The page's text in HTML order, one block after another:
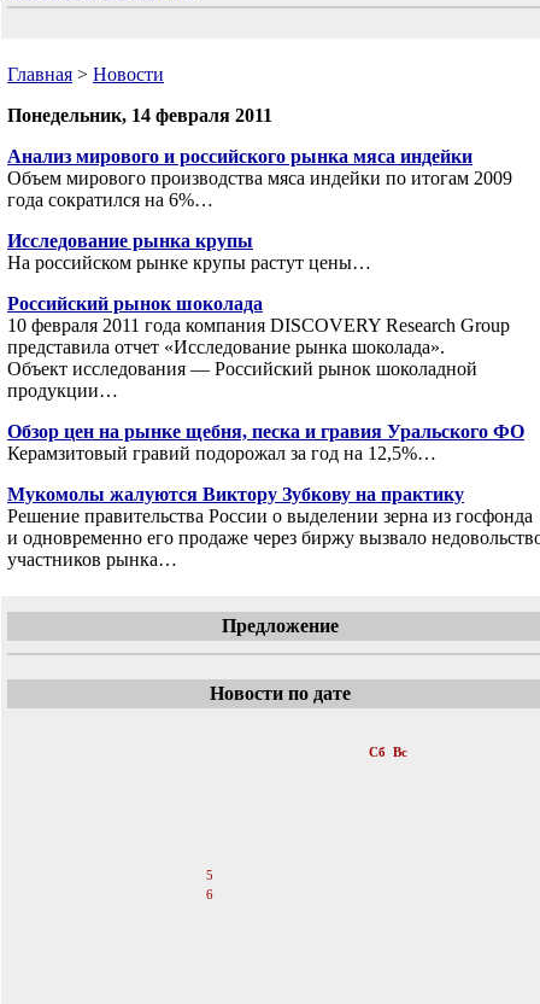
Главная > Новости
Понедельник, 14 февраля 2011
Анализ мирового и российского рынка мяса индейки
Объем мирового производства мяса индейки по итогам 2009
года сократился на 6%…
Исследование рынка крупы
На российском рынке крупы растут цены…
Российский рынок шоколада
10 февраля 2011 года компания DISCOVERY Research Group
представила отчет «Исследование рынка шоколада».
Объект исследования — Российский рынок шоколадной
продукции…
Обзор цен на рынке щебня, песка и гравия Уральского ФО
Керамзитовый гравий подорожал за год на 12,5%…
Мукомолы жалуются Виктору Зубкову на практику
Решение правительства России о выделении зерна из госфонда
и одновременно его продаже через биржу вызвало
участников рынка…
Предложение
Новости по дате
Сб Вс
5
6